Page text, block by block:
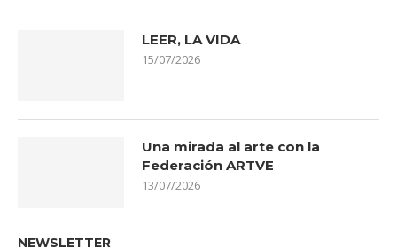
LEER, LA VIDA
15/07/2026
Una mirada al arte con la
Federación ARTVE
13/07/2026
NEWSLETTER